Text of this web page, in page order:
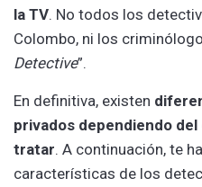
la TV. No todos los
Colombo, ni los
Detective”.
En definitiva, existen
privados dependiendo
tratar. A continuación, te
características de los